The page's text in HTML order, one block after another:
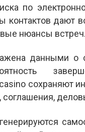
по
дают
нюансы встреч.
данными о
сохраняют
соглашения,